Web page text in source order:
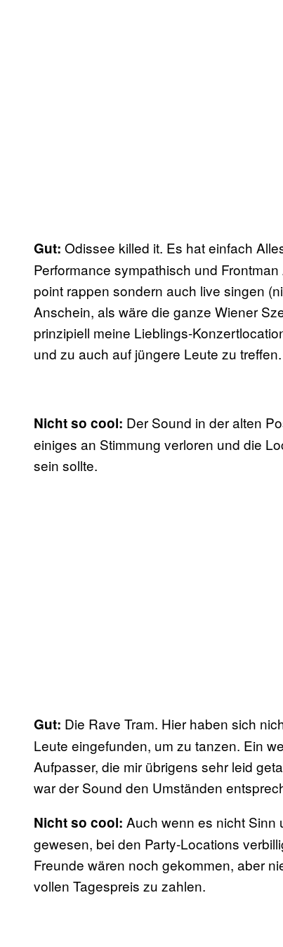
Gut: Odissee killed it. Es hat einfach
Performance sympathisch und
point rappen sondern auch live singen
Anschein, als wäre die ganze Wiener
prinzipiell meine Lieblings-
und zu auch auf jüngere Leute zu treffen.
Nicht so cool: Der Sound in der alten
einiges an Stimmung verloren und die
sein sollte.
Gut: Die Rave Tram. Hier haben sich
Leute eingefunden, um zu tanzen. Ein
Aufpasser, die mir übrigens sehr leid
war der Sound den Umständen
Nicht so cool: Auch wenn es nicht Sinn
gewesen, bei den Party-Locations
Freunde wären noch gekommen, aber
vollen Tagespreis zu zahlen.